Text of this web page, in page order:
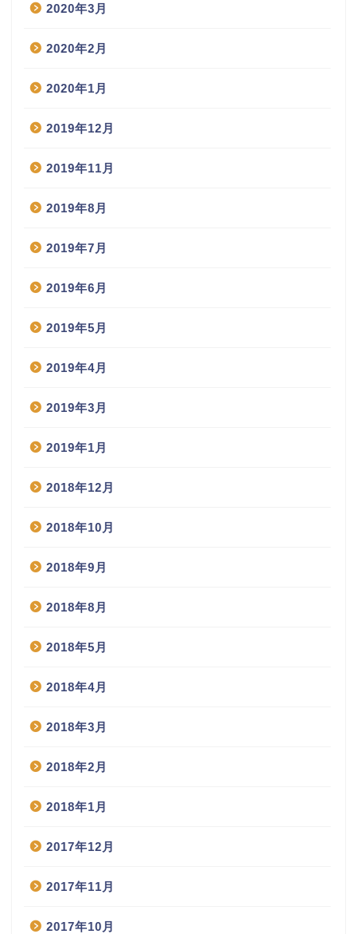
2020年3月
2020年2月
2020年1月
2019年12月
2019年11月
2019年8月
2019年7月
2019年6月
2019年5月
2019年4月
2019年3月
2019年1月
2018年12月
2018年10月
2018年9月
2018年8月
2018年5月
2018年4月
2018年3月
2018年2月
2018年1月
2017年12月
2017年11月
2017年10月